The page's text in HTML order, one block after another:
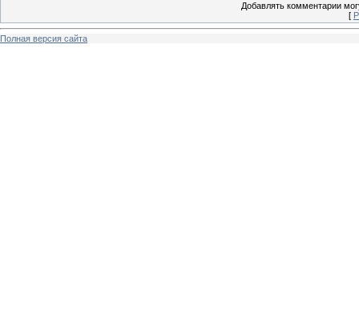
Добавлять комментарии
[
Полная версия сайта